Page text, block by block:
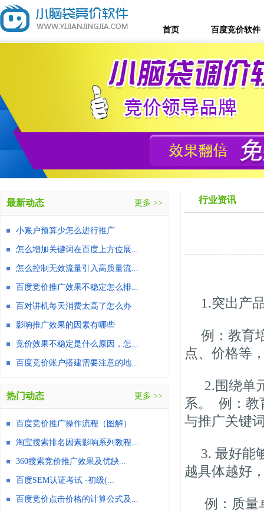
首页 百度竞价软件
行业资讯
1.突出产
例：教育
点、价格等
2.围绕单
系。 例：教
与推广关键
3. 最好能
越具体越好
例：质量
最新动态 更多 >>
小账户预算少怎么进行推广
怎么增加关键词在百度上方位展...
怎么控制无效流量引入高质量流...
百度竞价推广效果不稳定怎么排...
百对讲机每天消费太高了怎么办
影响推广效果的因素有哪些
竞价效果不稳定是什么原因，怎...
百度竞价账户搭建需要注意的地...
热门动态 更多 >>
百度竞价推广操作流程（图解）
淘宝搜索排名因素影响系列教程...
360搜索竞价推广效果及优缺...
百度SEM认证考试 -初级(...
百度竞价点击价格的计算公式及...